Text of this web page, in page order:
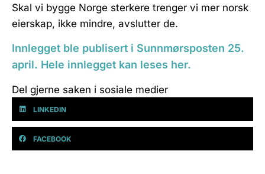
Skal vi bygge Norge sterkere trenger vi mer norsk
eierskap, ikke mindre, avslutter de.
Innlegget ble publisert i Sunnmørsposten 25.
april. Hele innlegget kan leses her.
Del gjerne saken i sosiale medier
LINKEDIN
FACEBOOK